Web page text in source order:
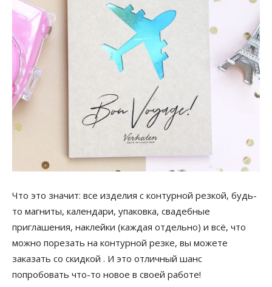
Что это значит: все изделия с контурной резкой, будь-
то магниты, календари, упаковка, свадебные
приглашения, наклейки (каждая отдельно) и всё, что
можно порезать на контурной резке, вы можете
заказать со скидкой . И это отличный шанс
попробовать что-то новое в своей работе!